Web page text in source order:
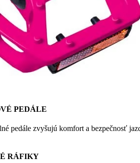
PEDÁLE
pedále zvyšujú komfort a bezpečnosť
RÁFIKY